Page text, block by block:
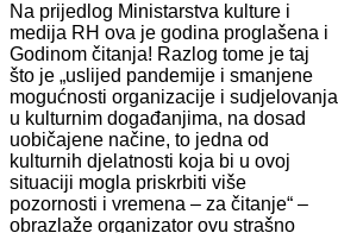
Na prijedlog Ministarstva kulture i
medija RH ova je godina proglašena i
Godinom čitanja! Razlog tome je taj
što je „uslijed pandemije i smanjene
mogućnosti organizacije i sudjelovanja
u kulturnim događanjima, na dosad
uobičajene načine, to jedna od
kulturnih djelatnosti koja bi u ovoj
situaciji mogla priskrbiti više
pozornosti i vremena – za čitanje“ –
obrazlaže organizator ovu strašno